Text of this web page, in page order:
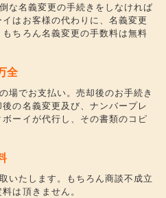
な名義変更の手続きをしなければ
はお客様の代わりに、名義変更
ちろん名義変更の手数料は無料
全
場でお支払い。売却後のお手続き
の名義変更及び、ナンバープレ
ーイが代行し、その書類のコピ
いたします。もちろん商談不成立
は頂きません。